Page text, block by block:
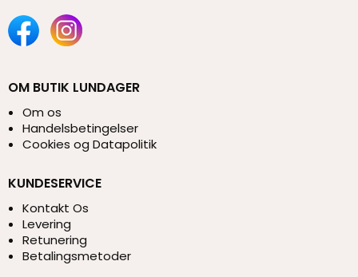
OM BUTIK LUNDAGER
Om os
Handelsbetingelser
Cookies og Datapolitik
KUNDESERVICE
Kontakt Os
Levering
Retunering
Betalingsmetoder